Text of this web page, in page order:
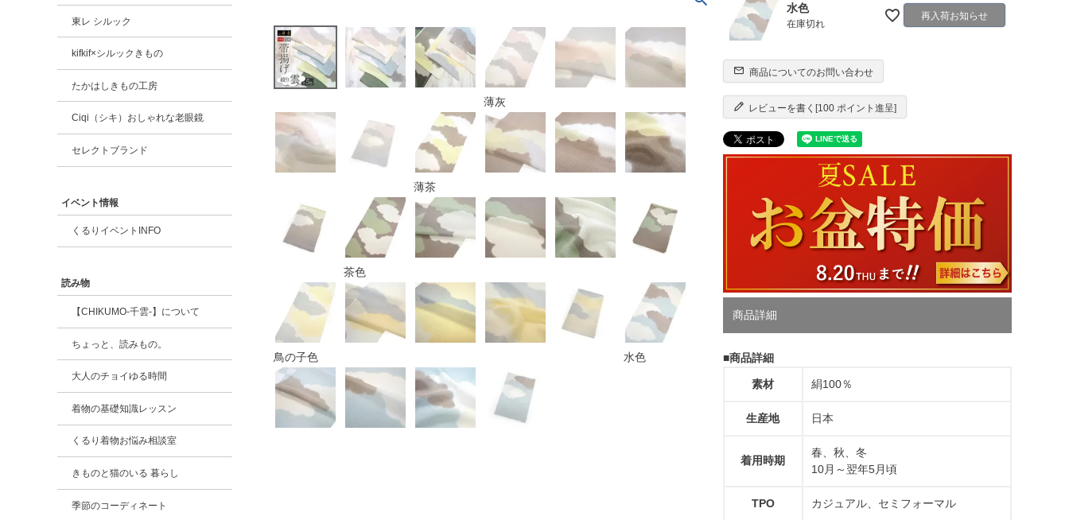
東レ シルック
kifkif×シルックきもの
たかはしきもの工房
Ciqi（シキ）おしゃれな老眼鏡
セレクトブランド
イベント情報
くるりイベントINFO
読み物
【CHIKUMO-千雲-】について
ちょっと、読みもの。
大人のチョイゆる時間
着物の基礎知識レッスン
くるり着物お悩み相談室
きものと猫のいる 暮らし
季節のコーディネート
薄灰
薄茶
茶色
鳥の子色 水色
水色
在庫切れ
再入荷お知らせ
商品についてのお問い合わせ
レビューを書く[100 ポイント進呈]
商品詳細
■商品詳細
素材 絹100％
生産地 日本
着用時期
春、秋、冬
10月～翌年5月頃
TPO カジュアル、セミフォーマル